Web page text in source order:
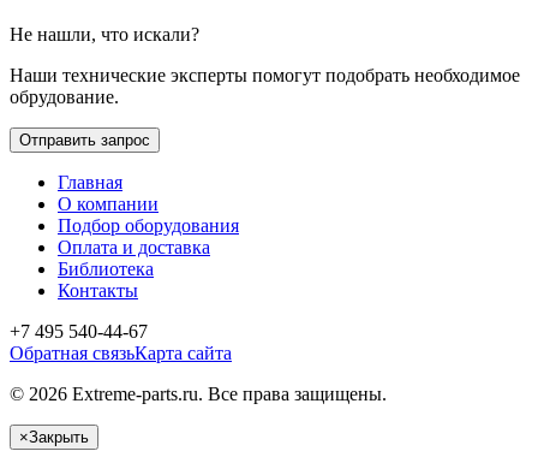
Не нашли, что искали?
Наши технические эксперты помогут подобрать необходимое
обрудование.
Отправить запрос
Главная
О компании
Подбор оборудования
Оплата и доставка
Библиотека
Контакты
+7 495 540-44-67
Обратная связьКарта сайта
© 2026 Extreme-parts.ru. Все права защищены.
×Закрыть